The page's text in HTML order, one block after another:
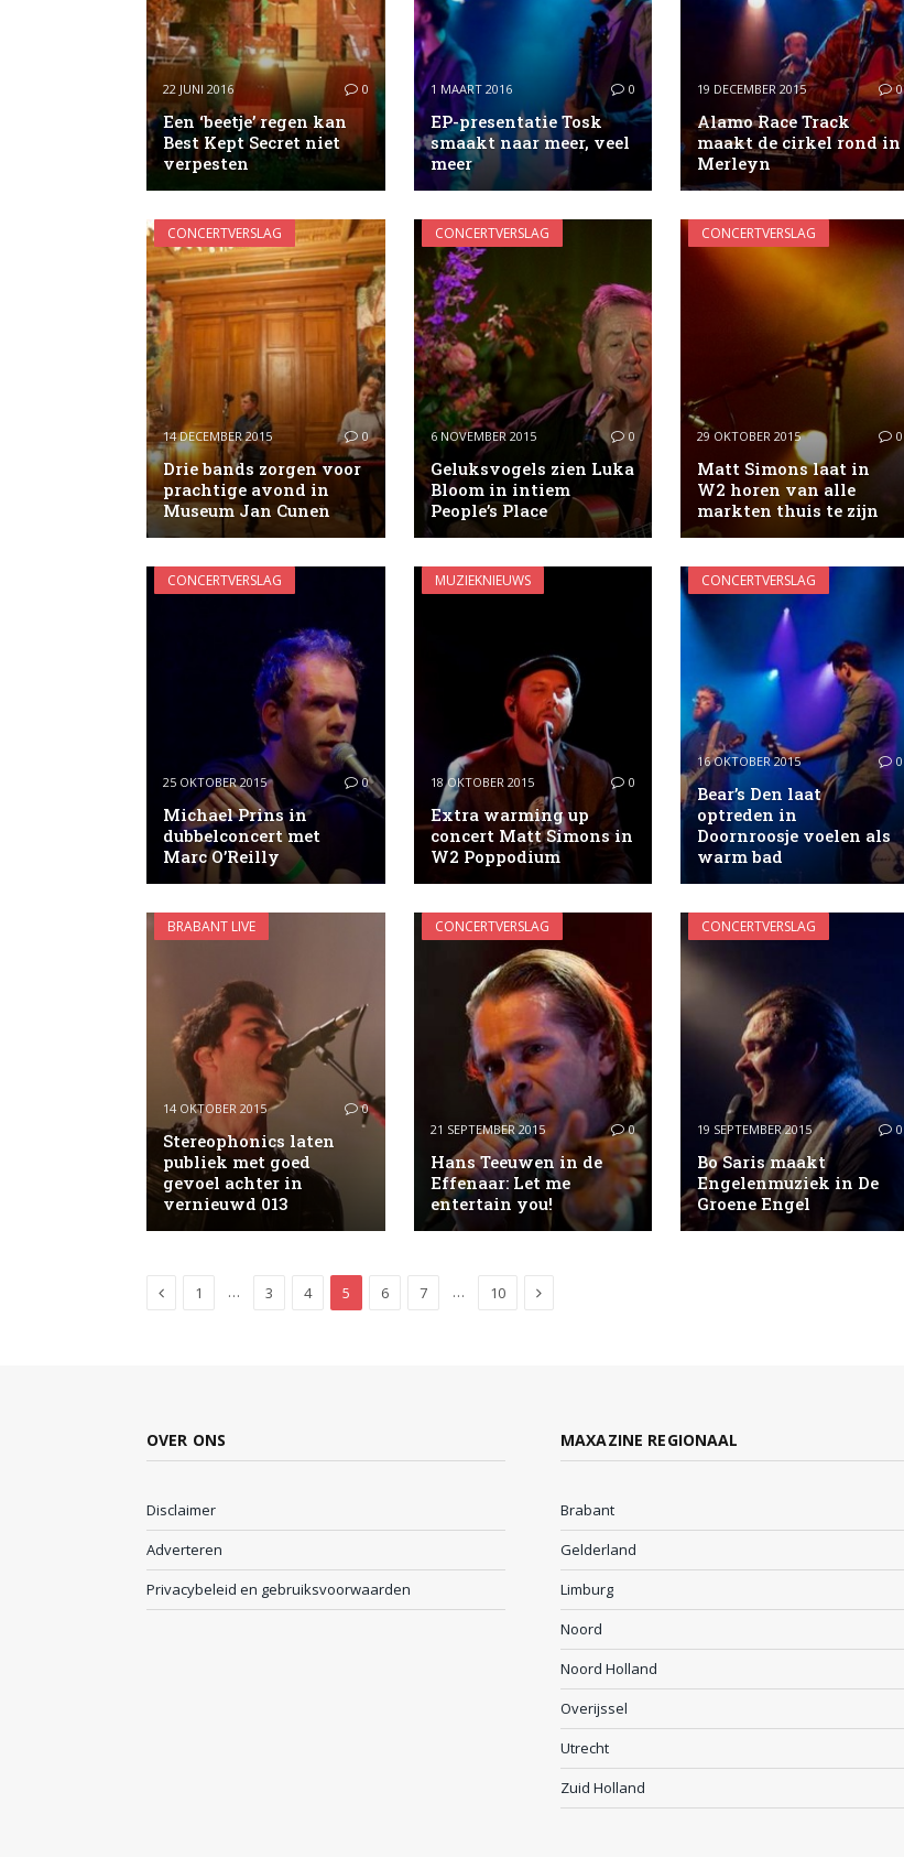
22 JUNI 2016 0
Een ‘beetje’ regen kan
Best Kept Secret niet
verpesten
1 MAART 2016 0
EP-presentatie Tosk
smaakt naar meer, veel
meer
19 DECEMBER 2015 0
Alamo Race Track
maakt de cirkel rond in
Merleyn
CONCERTVERSLAG
14 DECEMBER 2015 0
Drie bands zorgen voor
prachtige avond in
Museum Jan Cunen
CONCERTVERSLAG
6 NOVEMBER 2015 0
Geluksvogels zien Luka
Bloom in intiem
People’s Place
CONCERTVERSLAG
29 OKTOBER 2015 0
Matt Simons laat in
W2 horen van alle
markten thuis te zijn
CONCERTVERSLAG
25 OKTOBER 2015 0
Michael Prins in
dubbelconcert met
Marc O’Reilly
MUZIEKNIEUWS
18 OKTOBER 2015 0
Extra warming up
concert Matt Simons in
W2 Poppodium
CONCERTVERSLAG
16 OKTOBER 2015 0
Bear’s Den laat
optreden in
Doornroosje voelen als
warm bad
BRABANT LIVE
14 OKTOBER 2015 0
Stereophonics laten
publiek met goed
gevoel achter in
vernieuwd 013
CONCERTVERSLAG
21 SEPTEMBER 2015 0
Hans Teeuwen in de
Effenaar: Let me
entertain you!
CONCERTVERSLAG
19 SEPTEMBER 2015 0
Bo Saris maakt
Engelenmuziek in De
Groene Engel
Previous
1 … 3 4 5 6 7 … 10 Next
OVER ONS
Disclaimer
Adverteren
Privacybeleid en gebruiksvoorwaarden
MAXAZINE REGIONAAL
Brabant
Gelderland
Limburg
Noord
Noord Holland
Overijssel
Utrecht
Zuid Holland